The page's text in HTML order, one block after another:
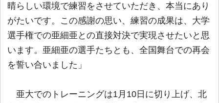
晴らしい環境で練習をさせていただき、本当にあり
がたいです。この感謝の思い、練習の成果は、大学
選手権での亜細亜との直接対決で実現させたいと思
います。亜細亜の選手たちとも、全国舞台での再会
を誓い合いました」
亜大でのトレーニングは1月10日に切り上げ、北